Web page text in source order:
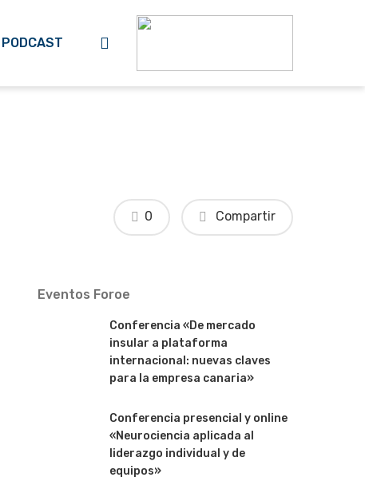
PODCAST
Compartir
0
Eventos Foroe
Conferencia «De mercado
insular a plataforma
internacional: nuevas claves
para la empresa canaria»
Conferencia presencial y online
«Neurociencia aplicada al
liderazgo individual y de
equipos»